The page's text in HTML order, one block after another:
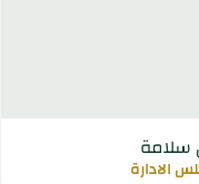
سلامة
الادارة